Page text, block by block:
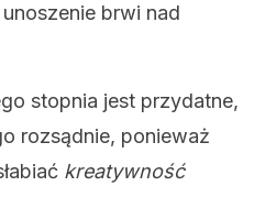
brwi nad
stopnia jest przydatne,
rozsądnie, ponieważ
kreatywność